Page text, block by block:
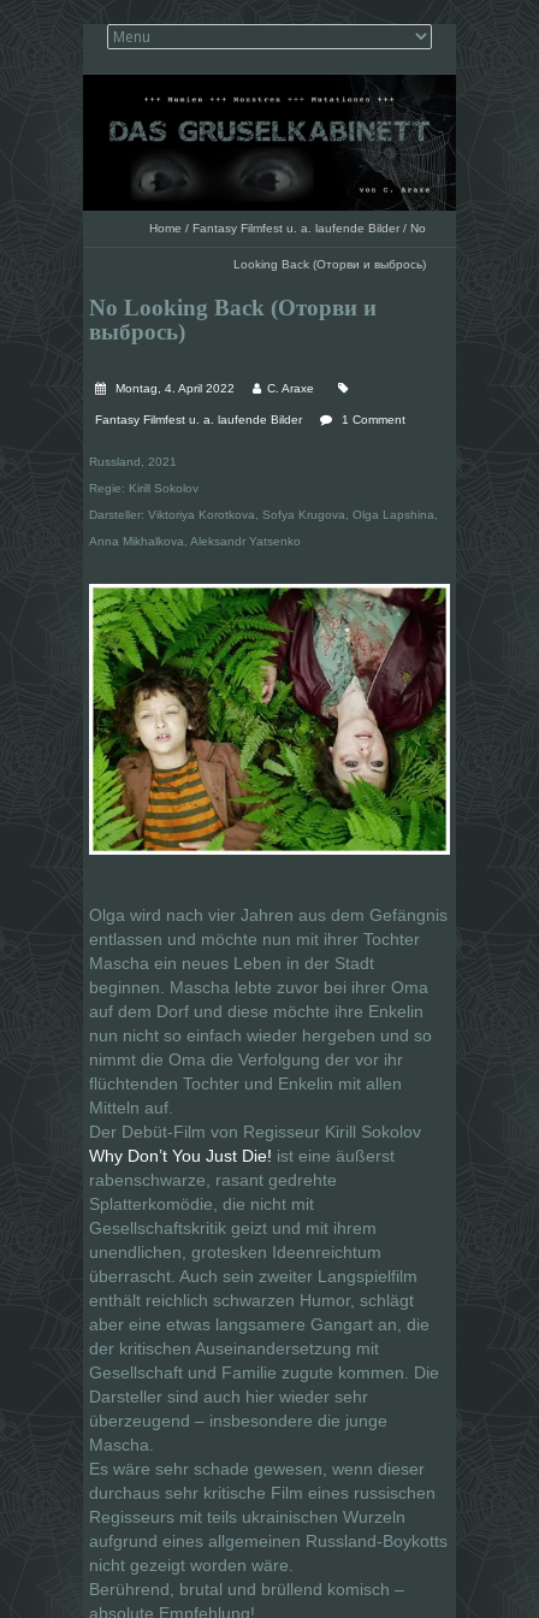
Home / Fantasy Filmfest u. a. laufende Bilder / No
Looking Back (Оторви и выбрось)
No Looking Back (Оторви и
выбрось)
Montag, 4. April 2022 C. Araxe
Fantasy Filmfest u. a. laufende Bilder 1 Comment
Russland, 2021
Regie: Kirill Sokolov
Darsteller: Viktoriya Korotkova, Sofya Krugova, Olga Lapshina,
Anna Mikhalkova, Aleksandr Yatsenko
Olga wird nach vier Jahren aus dem Gefängnis
entlassen und möchte nun mit ihrer Tochter
Mascha ein neues Leben in der Stadt
beginnen. Mascha lebte zuvor bei ihrer Oma
auf dem Dorf und diese möchte ihre Enkelin
nun nicht so einfach wieder hergeben und so
nimmt die Oma die Verfolgung der vor ihr
flüchtenden Tochter und Enkelin mit allen
Mitteln auf.
Der Debüt-Film von Regisseur Kirill Sokolov
Why Don’t You Just Die! ist eine äußerst
rabenschwarze, rasant gedrehte
Splatterkomödie, die nicht mit
Gesellschaftskritik geizt und mit ihrem
unendlichen, grotesken Ideenreichtum
überrascht. Auch sein zweiter Langspielfilm
enthält reichlich schwarzen Humor, schlägt
aber eine etwas langsamere Gangart an, die
der kritischen Auseinandersetzung mit
Gesellschaft und Familie zugute kommen. Die
Darsteller sind auch hier wieder sehr
überzeugend – insbesondere die junge
Mascha.
Es wäre sehr schade gewesen, wenn dieser
durchaus sehr kritische Film eines russischen
Regisseurs mit teils ukrainischen Wurzeln
aufgrund eines allgemeinen Russland-Boykotts
nicht gezeigt worden wäre.
Berührend, brutal und brüllend komisch –
absolute Empfehlung!